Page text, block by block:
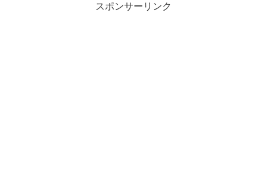
スポンサーリンク